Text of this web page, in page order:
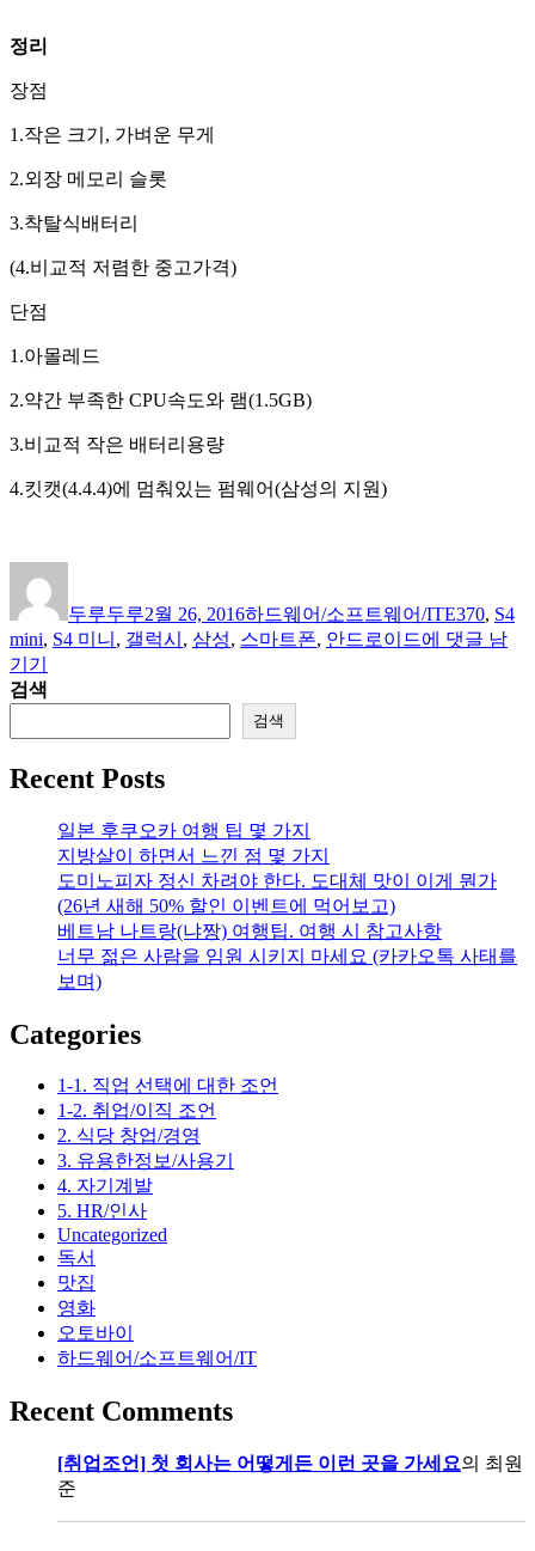
정리
장점
1.작은 크기, 가벼운 무게
2.외장 메모리 슬롯
3.착탈식배터리
(4.비교적 저렴한 중고가격)
단점
1.아몰레드
2.약간 부족한 CPU속도와 램(1.5GB)
3.비교적 작은 배터리용량
4.킷캣(4.4.4)에 멈춰있는 펌웨어(삼성의 지원)
이
두루두루일
자
2월 26, 2016고
리
하드웨어/소프트웨어/ITE370, S4
mini, S4 미니 , 갤럭시 , 삼성, 스마트폰, 안드로이드[사
E370)
용
기
에 댓글 남
기기
검색
검색
Recent Posts
일본 후쿠오카 여행 팁 몇 가지
지방살이 하면서 느낀 점 몇 가지
도미노피자 정신 차려야 한다. 도대체 맛이 이게 뭔가
(26년 새해 50% 할인 이벤트에 먹어보고)
베트남 나트랑(냐짱) 여행팁. 여행 시 참고사항
너무 젊은 사람을 임원 시키지 마세요 (카카오톡 사태를
보며)
Categories
1-1. 직업 선택에 대한 조언
1-2. 취업/이직 조언
2. 식당 창업/경영
3. 유용한정보/사용기
4. 자기계발
5. HR/인사
Uncategorized
독서
맛집
영화
오토바이
하드웨어/소프트웨어/IT
Recent Comments
[취업조언] 첫 회사는 어떻게든 이런 곳을 가세요의 최원
준